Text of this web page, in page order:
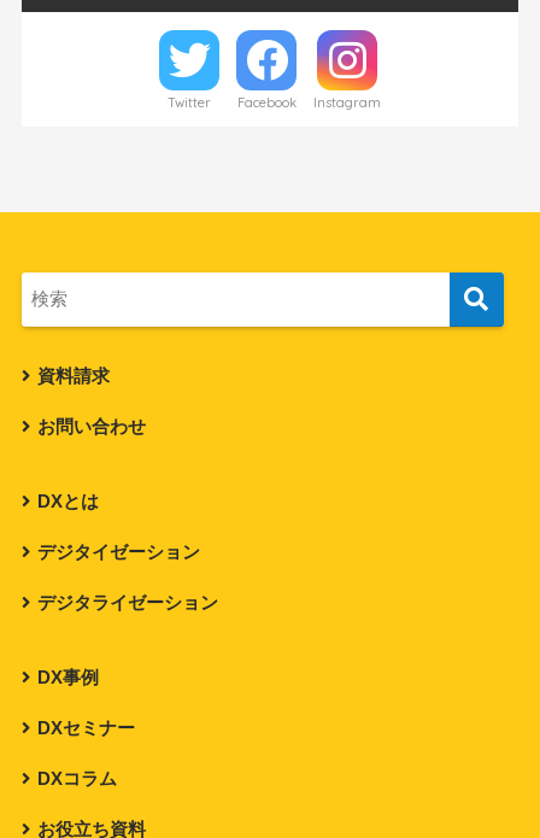
Twitter Facebook Instagram
資料請求
お問い合わせ
DXとは
デジタイゼーション
デジタライゼーション
DX事例
DXセミナー
DXコラム
お役立ち資料